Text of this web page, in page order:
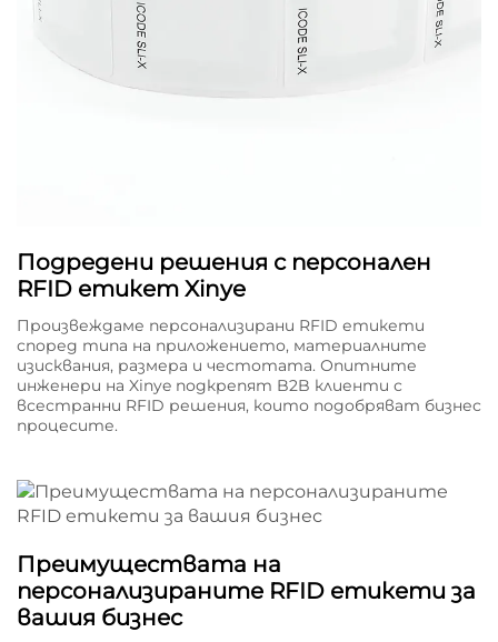
Подредени решения с персонален
RFID етикет Xinye
Произвеждаме персонализирани RFID етикети
според типа на приложението, материалните
изисквания, размера и честотата. Опитните
инженери на Xinye подкрепят B2B клиенти с
всестранни RFID решения, които подобряват бизнес
процесите.
Преимуществата на
персонализираните RFID етикети за
вашия бизнес